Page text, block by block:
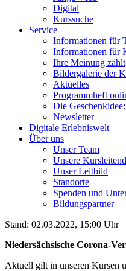
Digital
Kurssuche
Service
Informationen für
Informationen für
Ihre Meinung zählt
Bildergalerie der
Aktuelles
Programmheft
Die
Newsletter
Digitale Erlebniswelt
Über uns
Unser Team
Unsere
Unser Leitbild
Standorte
Spenden und
Bildungspartner
Stand: 02.03.2022, 15:00 Uhr
Niedersächsische Corona-
Aktuell gilt in unseren Kursen